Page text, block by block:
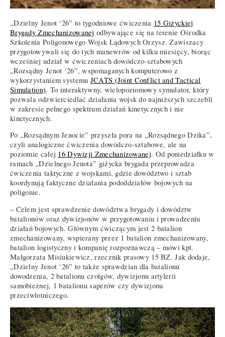
„Dzielny Jenot ‘26” to tygodniowe ćwiczenia 15 Giżyckiej
Brygady Zmechanizowanej odbywające się na terenie Ośrodka
Szkolenia Poligonowego Wojsk Lądowych Orzysz. Zawiszacy
przygotowywali się do tych manewrów od kilku miesięcy, biorąc
wcześniej udział w ćwiczeniach dowódczo-sztabowych
„Rozsądny Jenot ‘26”, wspomaganych komputerowo z
wykorzystaniem systemu JCATS (Joint Conflict and Tactical
Simulation). To interaktywny, wielopoziomowy symulator, który
pozwala odzwierciedlać działania wojsk do najniższych szczebli
w zakresie pełnego spektrum działań kinetycznych i nie
kinetycznych.
Po „Rozsądnym Jenocie” przyszła pora na „Rozsądnego Dzika”,
czyli analogiczne ćwiczenia dowódczo-sztabowe, ale na
poziomie całej 16 Dywizji Zmechanizowanej. Od poniedziałku w
ramach „Dzielnego Jenota” giżycka brygada przeprowadza
ćwiczenia taktyczne z wojskami, gdzie dowództwo i sztab
koordynują faktyczne działania pododdziałów bojowych na
poligonie.
– Celem jest sprawdzenie dowództwa brygady i dowództw
batalionów oraz dywizjonów w przygotowaniu i prowadzeniu
działań bojowych. Głównym ćwiczącym jest 2 batalion
zmechanizowany, wspierany przez 1 batalion zmechanizowany,
batalion logistyczny i kompanię rozpoznawczą – mówi kpt.
Małgorzata Misiukiewicz, rzecznik prasowy 15 BZ. Jak dodaje,
„Dzielny Jenot ‘26” to także sprawdzian dla batalionu
dowodzenia, 2 batalionu czołgów, dywizjonu artylerii
samobieżnej, 1 batalionu saperów czy dywizjonu
przeciwlotniczego.